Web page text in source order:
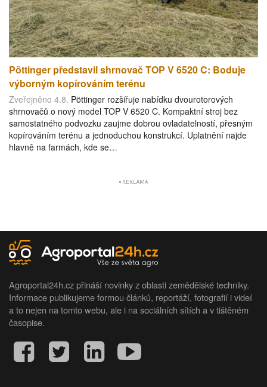
Pöttinger představil shrnovač TOP V 6520 C: Boduje
výborným kopírováním terénu
Zveřejněno 4.8. Pöttinger rozšiřuje nabídku dvourotorových
shrnovačů o nový model TOP V 6520 C. Kompaktní stroj bez
samostatného podvozku zaujme dobrou ovladatelností, přesným
kopírováním terénu a jednoduchou konstrukcí. Uplatnění najde
hlavně na farmách, kde se…
Agroportal24h.cz přináší novinky z oblasti zemědělské techniky.
Informace publikujeme formou článků, reportáží, fotografií i videí
a to nejen na tomto webu, ale i na sociálních sítích a v tištěném
časopise.